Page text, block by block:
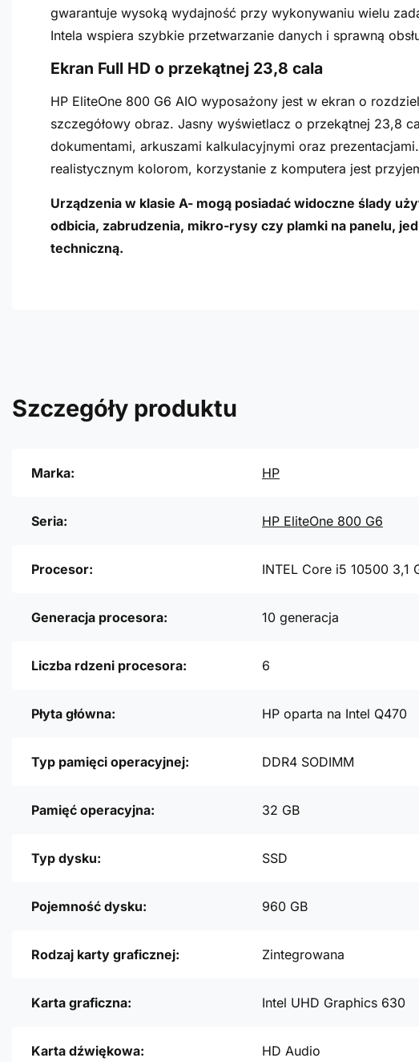
gwarantuje wysoką wydajność przy wykonywaniu wielu
Intela wspiera szybkie przetwarzanie danych i sprawną
Ekran Full HD o przekątnej 23,8 cala
HP EliteOne 800 G6 AIO wyposażony jest w ekran o
szczegółowy obraz. Jasny wyświetlacz o przekątnej 23,8
dokumentami, arkuszami kalkulacyjnymi oraz
realistycznym kolorom, korzystanie z komputera jest
Urządzenia w klasie A- mogą posiadać widoczne ślady
odbicia, zabrudzenia, mikro-rysy czy plamki na panelu,
techniczną.
Szczegóły produktu
Marka: HP
Seria: HP EliteOne 800 G6
Procesor: INTEL Core i5 10500 3,1
Generacja procesora: 10 generacja
Liczba rdzeni procesora: 6
Płyta główna: HP oparta na Intel Q470
Typ pamięci operacyjnej: DDR4 SODIMM
Pamięć operacyjna: 32 GB
Typ dysku: SSD
Pojemność dysku: 960 GB
Rodzaj karty graficznej: Zintegrowana
Karta graficzna: Intel UHD Graphics 630
Karta dźwiękowa: HD Audio